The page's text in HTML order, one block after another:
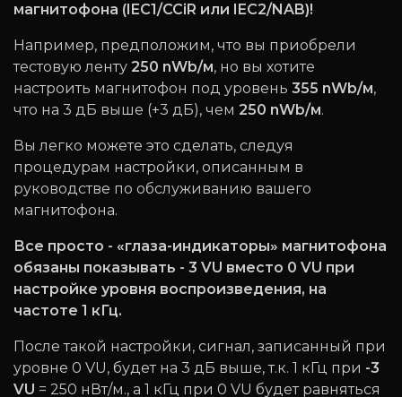
магнитофона (IEC1/CCiR или IEC2/NAB)!
Например, предположим, что вы приобрели
тестовую ленту 250 nWb/м, но вы хотите
настроить магнитофон под уровень 355 nWb/м,
что на 3 дБ выше (+3 дБ), чем 250 nWb/м.
Вы легко можете это сделать, следуя
процедурам настройки, описанным в
руководстве по обслуживанию вашего
магнитофона.
Все просто - «глаза-индикаторы» магнитофона
обязаны показывать - 3 VU вместо 0 VU при
настройке уровня воспроизведения, на
частоте 1 кГц.
После такой настройки, сигнал, записанный при
уровне 0 VU, будет на 3 дБ выше, т.к. 1 кГц при -3
VU = 250 нВт/м., а 1 кГц при 0 VU будет равняться